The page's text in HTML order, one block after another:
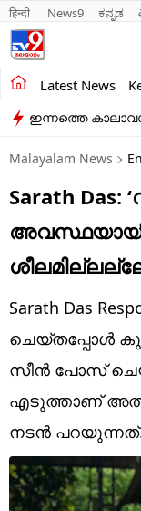
हिन्दी News9 ಕನ್ನಡ
Latest News
Kerala
India
Entertainment
Business
Education
Lifestyle
world
Technology
Religion
Web Story
ഇന്നത്തെ
Malayalam News
Sarath Das:
Sarath Das
ചെയ്തപ്പോൾ
സീൻ പോസ്
എടുത്താണ് അത്
നടൻ